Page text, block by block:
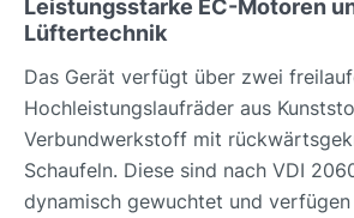
Leistungsstarke EC-Motoren
Lüftertechnik
Das Gerät verfügt über zwei
Hochleistungslaufräder aus
Verbundwerkstoff mit
Schaufeln. Diese sind nach VDI
dynamisch gewuchtet und